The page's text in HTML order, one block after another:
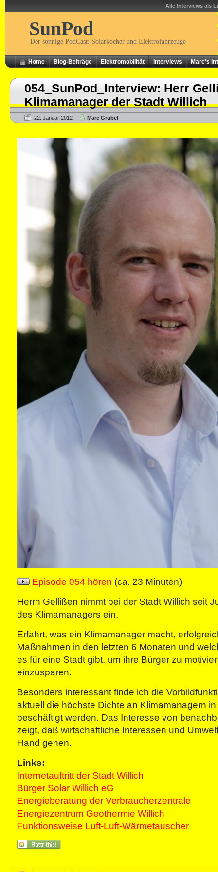
Alle Interviews als
SunPod
Der sonnige PodCast: Solarkocher und Elektrofahrzeuge
Home Blog-Beiträge Elektromobilität Interviews Marc's
054_SunPod_Interview: Herr
Klimamanager der Stadt Willich
22. Januar 2012 Marc Grübel
Episode 054 hören (ca. 23 Minuten)
Herrn Gellißen nimmt bei der Stadt Willich seit
des Klimamanagers ein.
Erfahrt, was ein Klimamanager macht,
Maßnahmen in den letzten 6 Monaten und
es für eine Stadt gibt, um ihre Bürger zu
einzusparen.
Besonders interessant finde ich die
aktuell die höchste Dichte an Klimamanagern
beschäftigt werden. Das Interesse von
zeigt, daß wirtschaftliche Interessen und
Hand gehen.
Links:
Internetauftritt der Stadt Willich
Bürger Solar Willich eG
Energieberatung der Verbraucherzentrale
Energiezentrum Geothermie Willich
Funktionsweise Luft-Luft-Wärmetauscher